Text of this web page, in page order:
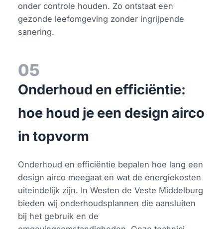
onder controle houden. Zo ontstaat een
gezonde leefomgeving zonder ingrijpende
sanering.
05
Onderhoud en efficiëntie:
hoe houd je een design airco
in topvorm
Onderhoud en efficiëntie bepalen hoe lang een
design airco meegaat en wat de energiekosten
uiteindelijk zijn. In Westen de Veste Middelburg
bieden wij onderhoudsplannen die aansluiten
bij het gebruik en de